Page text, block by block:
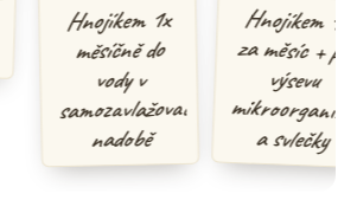
Hnojíkem 1x
měsíčně do
vody v
samozavlažovací
nadobě
Hnojíkem 1x
za měsíc + při
výsevu
mikroorganismy
a svlečky